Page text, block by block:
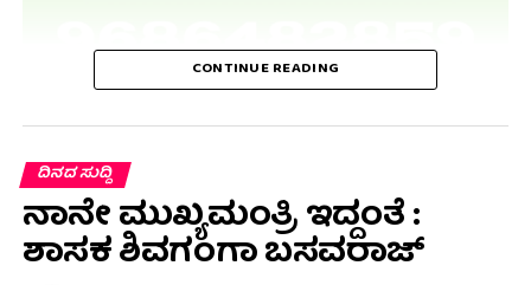
CONTINUE READING
ದಿನದ ಸುದ್ದಿ
ನಾನೇ ಮುಖ್ಯಮಂತ್ರಿ ಇದ್ದಂತೆ :
ಶಾಸಕ ಶಿವಗಂಗಾ ಬಸವರಾಜ್